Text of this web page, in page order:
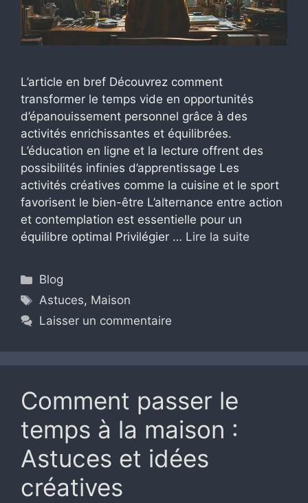
L’article en bref Découvrez comment
transformer le temps vide en opportunités
d’épanouissement personnel grâce à des
activités enrichissantes et équilibrées.
L’éducation en ligne et la lecture offrent des
possibilités infinies d’apprentissage Les
activités créatives comme la cuisine et le sport
favorisent le bien-être L’alternance entre action
et contemplation est essentielle pour un
équilibre optimal Privilégier … Lire la suite
Catégories
Blog
Étiquettes
Astuces, Maison
Laisser un commentaire
Comment passer le
temps à la maison :
Astuces et idées
créatives